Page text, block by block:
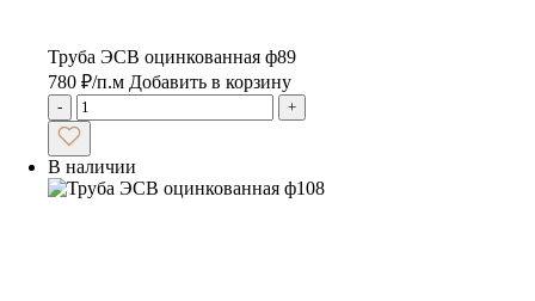
Труба ЭСВ оцинкованная ф89
780 ₽/п.м Добавить в корзину
- +
В наличии